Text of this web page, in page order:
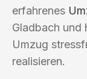
erfahrenes
Gladbach und
Umzug
realisieren.